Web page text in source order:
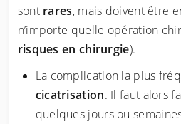
sont rares, mais doivent être
n’importe quelle opération
risques en chirurgie).
La complication la plus
cicatrisation. Il faut alors
quelques jours ou